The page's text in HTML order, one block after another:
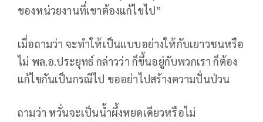
ของหน่วยงานที่เขาต้องแก้ไขไป”
เมื่อถามว่า จะทำให้เป็นแบบอย่างให้กับเยาวชนหรือ
ไม่ พล.อ.ประยุทธ์ กล่าวว่า ก็ขึ้นอยู่กับพวกเรา ก็ต้อง
แก้ไขกันเป็นกรณีไป ขออย่าไปสร้างความปั่นป่วน
ถามว่า หวั่นจะเป็นน้ำผึ้งหยดเดียวหรือไม่